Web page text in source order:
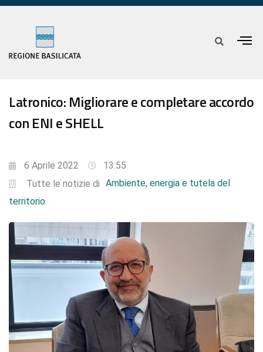
Latronico: Migliorare e completare accordo
con ENI e SHELL
6 Aprile 2022
13:55
Tutte le notizie di Ambiente, energia e tutela del
territorio